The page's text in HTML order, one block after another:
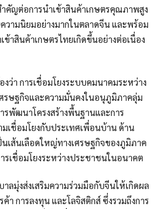
คัญต่อการนำเข้าสินค้าเกษตรคุณภาพสูง
วามนิยมอย่างมากในตลาดจีน และพร้อม
าสินค้าเกษตรไทยเกิดขึ้นอย่างต่อเนื่อง
ว่า การเชื่อมโยงระบบคมนาคมระหว่าง
รษฐกิจและความมั่นคงในอนุภูมิภาคลุ่ม
รพัฒนาโครงสร้างพื้นฐานและการ
เชื่อมโยงกับประเทศเพื่อนบ้าน ด้าน
เส้นเลือดใหญ่ทางเศรษฐกิจของภูมิภาค
รเชื่อมโยงระหว่างประชาชนในอนาคต
ลมุ่งส่งเสริมความร่วมมือกับจีนให้เกิดผล
การลงทุน และโลจิสติกส์ ซึ่งรวมถึงการ